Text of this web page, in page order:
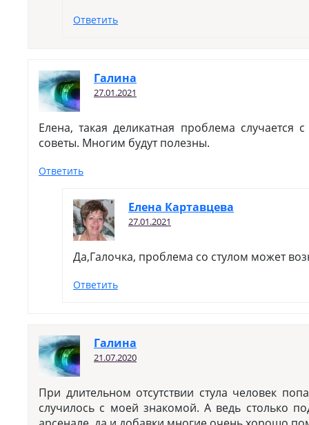
Ответить
Галина
27.01.2021
Елена, такая деликатная проблема случается
советы. Многим будут полезны.
Ответить
Елена Картавцева
27.01.2021
Да,Галочка, проблема со стулом может
Ответить
Галина
21.07.2020
При длительном отсутствии стула человек
случилось с моей знакомой. А ведь столько